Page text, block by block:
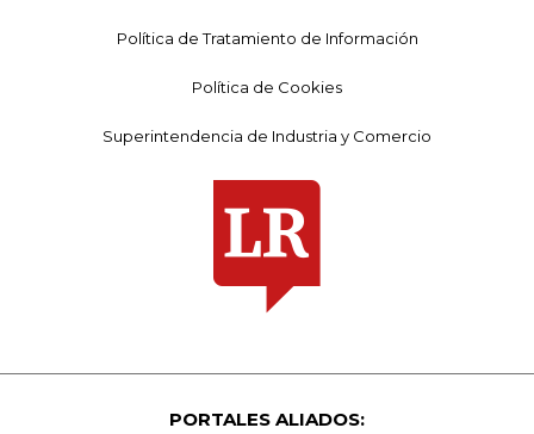
Política de Tratamiento de Información
Política de Cookies
Superintendencia de Industria y Comercio
PORTALES ALIADOS: